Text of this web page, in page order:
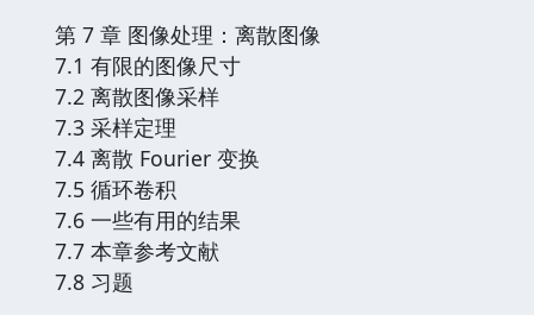
第 7 章 图像处理：离散图像
7.1 有限的图像尺寸
7.2 离散图像采样
7.3 采样定理
7.4 离散 Fourier 变换
7.5 循环卷积
7.6 一些有用的结果
7.7 本章参考文献
7.8 习题